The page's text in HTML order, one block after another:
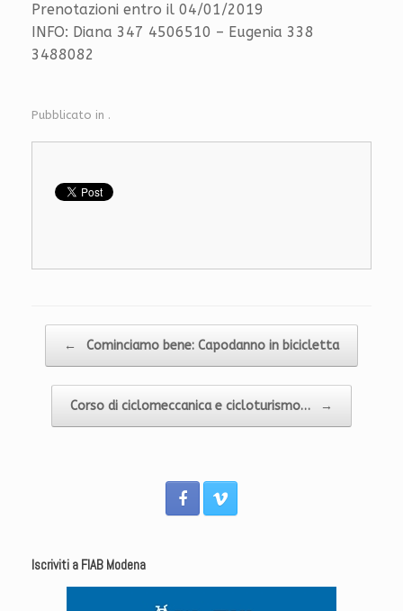
Prenotazioni entro il 04/01/2019
INFO: Diana 347 4506510 – Eugenia 338
3488082
Pubblicato in .
←
Cominciamo bene: Capodanno in bicicletta
Corso di ciclomeccanica e cicloturismo… →
Iscriviti a FIAB Modena